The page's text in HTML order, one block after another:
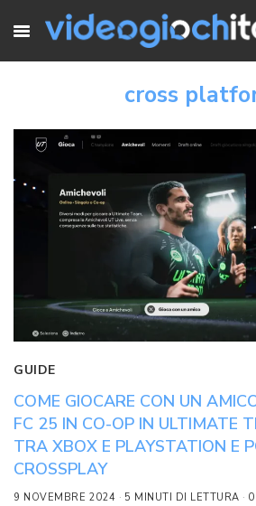
cross
GUIDE
COME GIOCARE CON UN
FC 25 IN CO-OP IN ULTIMATE
TRA XBOX E PLAYSTATION E
CROSSPLAY
9 NOVEMBRE 2024 5 MINUTI DI LETTURA